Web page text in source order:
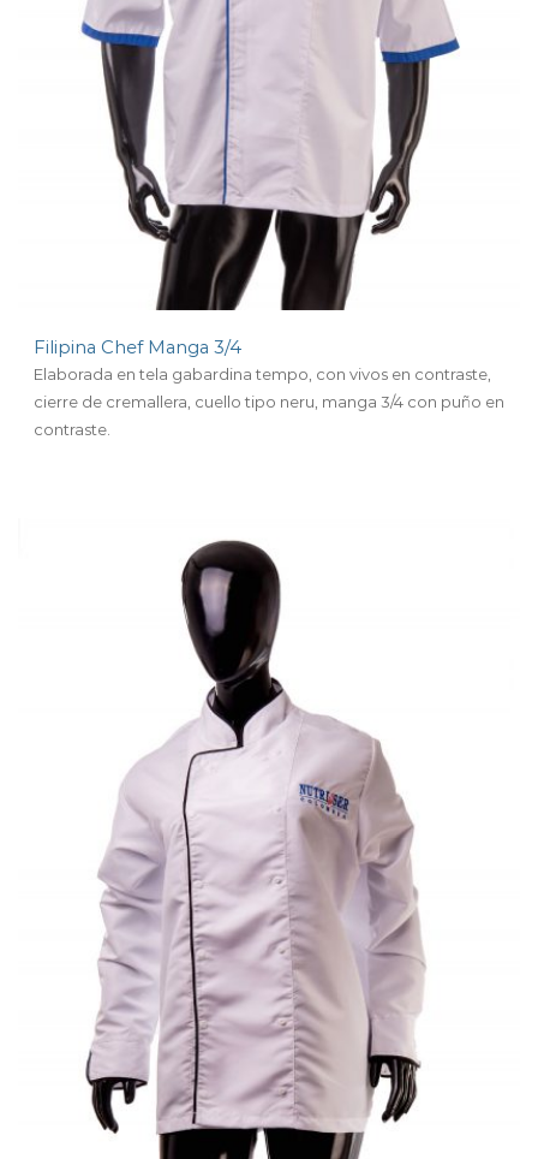
Filipina Chef Manga 3/4
Elaborada en tela gabardina tempo, con vivos en contraste,
cierre de cremallera, cuello tipo neru, manga 3/4 con puño en
contraste.